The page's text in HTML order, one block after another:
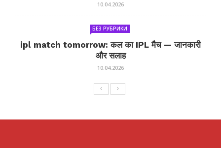
10.04.2026
БЕЗ РУБРИКИ
ipl match tomorrow: कल का IPL मैच — जानकारी
और सलाह
10.04.2026